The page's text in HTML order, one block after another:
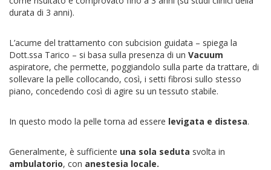
durata di 3 anni).
L’acume del trattamento con subcision guidata – spiega la
Dott.ssa Tarico – si basa sulla presenza di un Vacuum
aspiratore, che permette, poggiandolo sulla parte da trattare, di
sollevare la pelle collocando, così, i setti fibrosi sullo stesso
piano, concedendo così di agire su un tessuto stabile.
In questo modo la pelle torna ad essere levigata e distesa.
Generalmente, è sufficiente una sola seduta svolta in
ambulatorio, con anestesia locale.